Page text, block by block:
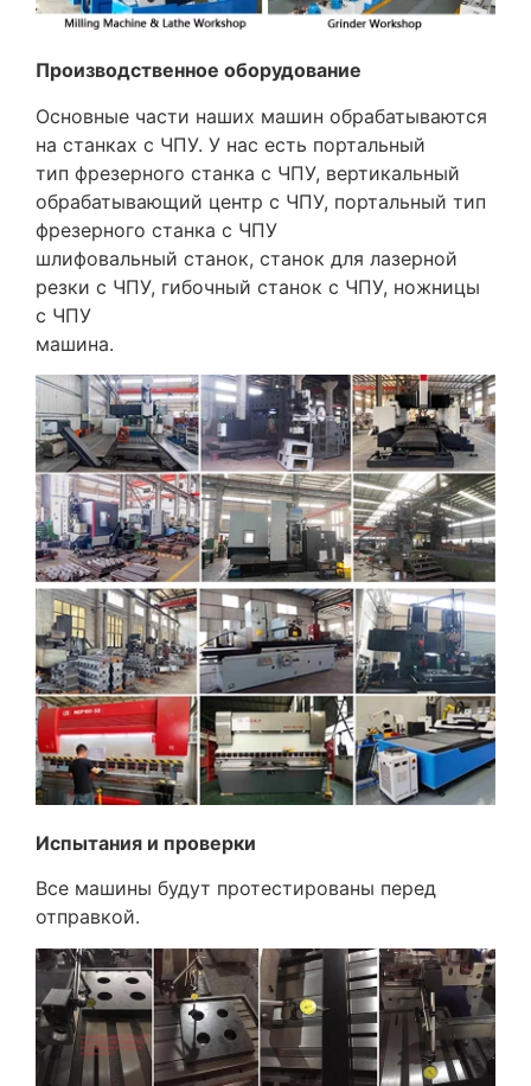
Производственное оборудование
Основные части наших машин обрабатываются
на станках с ЧПУ. У нас есть портальный
тип фрезерного станка с ЧПУ, вертикальный
обрабатывающий центр с ЧПУ, портальный тип
фрезерного станка с ЧПУ
шлифовальный станок, станок для лазерной
резки с ЧПУ, гибочный станок с ЧПУ, ножницы
с ЧПУ
машина.
Испытания и проверки
Все машины будут протестированы перед
отправкой.